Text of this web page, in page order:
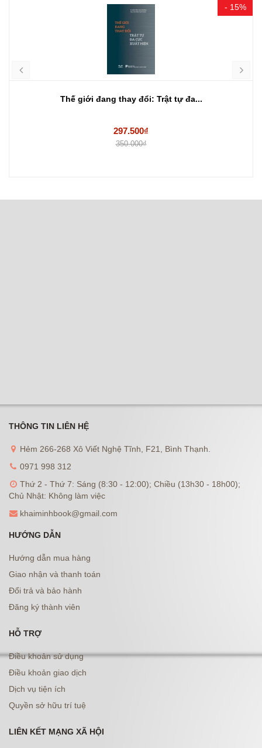
- 15%
Thế giới đang thay đổi: Trật tự đa...
297.500₫
350.000₫
THÔNG TIN LIÊN HỆ
Hẻm 266-268 Xô Viết Nghệ Tĩnh, F21, Bình Thạnh.
0971 998 312
Thứ 2 - Thứ 7: Sáng (8:30 - 12:00); Chiều (13h30 - 18h00);
Chủ Nhật: Không làm việc
khaiminhbook@gmail.com
HƯỚNG DẪN
Hướng dẫn mua hàng
Giao nhận và thanh toán
Đổi trả và bảo hành
Đăng ký thành viên
HỖ TRỢ
Điều khoản sử dụng
Điều khoản giao dịch
Dịch vụ tiện ích
Quyền sở hữu trí tuệ
LIÊN KẾT MẠNG XÃ HỘI